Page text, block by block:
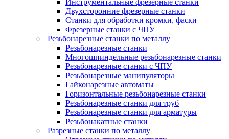
Двухсторонние фрезерные станки
Станки для обработки кромки, фаски
Фрезерные станки с ЧПУ
Резьбонарезные станки по металлу
Резьбонарезные станки
Многошпиндельные резьбонарезные станки
Резьбонарезные станки с ЧПУ
Резьбонарезные манипуляторы
Гайконарезные автоматы
Горизонтальные резьбонарезные станки
Резьбонарезные станки для труб
Резьбонарезные станки для арматуры
Резьбонакатные станки
Разрезные станки по металлу